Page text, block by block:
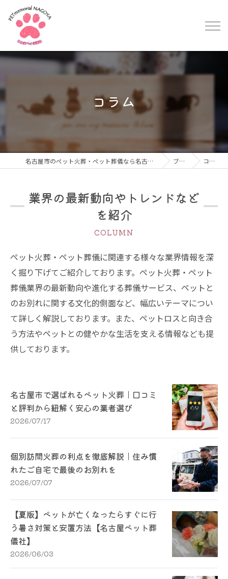
コラム
名古屋市のペット火葬・ペット葬儀なら名古屋ペット葬儀社 ブログ コラム
業界の最新動向やトレンドなど
を紹介
COLUMN
ペット火葬・ペット葬儀に関連する様々な業界情報を深
く掘り下げてご紹介しております。ペット火葬・ペット
葬儀業界の最新動向や進化する葬儀サービス、ペットと
のお別れに関する文化的側面など、幅広いテーマについ
て詳しく解説しております。また、ペットロスと向き合
う方法やペットとの健やかな生活を支える情報なども提
供しております。
名古屋市で選ばれるペット火葬｜口コミ
と評判から紐解く安心の業者選び
2026/07/17
個別訪問火葬の利点を徹底解説｜住み慣
れたご自宅で最後のお別れを
2026/07/07
【夏版】ペットが亡くなったらすぐに行
う暑さ対策と安置方法【名古屋ペット葬
儀社】
2026/06/03